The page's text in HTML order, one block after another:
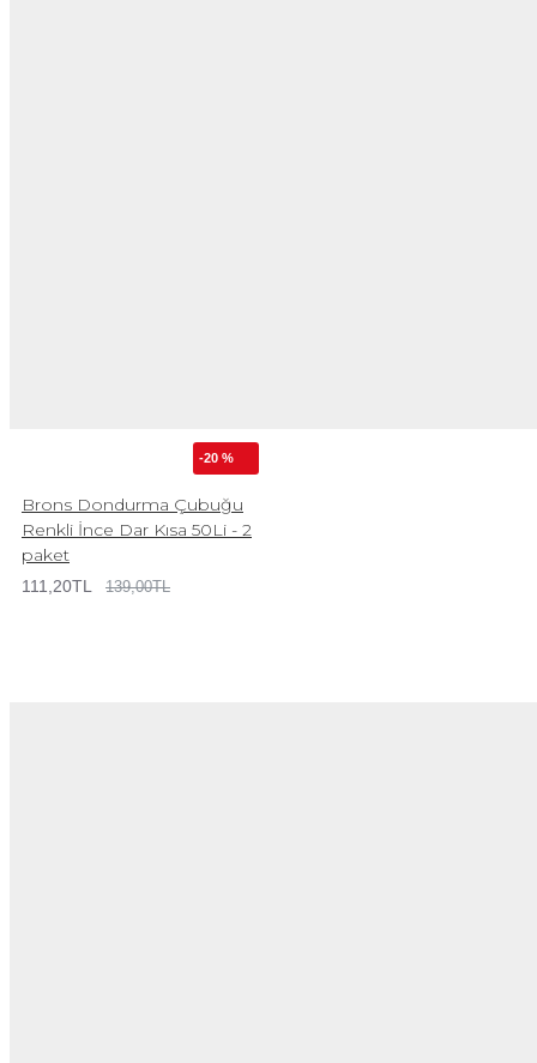
-20 %
Brons Dondurma Çubuğu
Renkli İnce Dar Kısa 50Li - 2
paket
111,20TL 139,00TL